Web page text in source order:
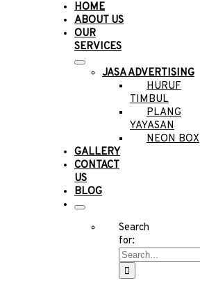
HOME
ABOUT US
OUR
SERVICES
JASA ADVERTISING
HURUF
TIMBUL
PLANG
YAYASAN
NEON BOX
GALLERY
CONTACT
US
BLOG
Search
for: